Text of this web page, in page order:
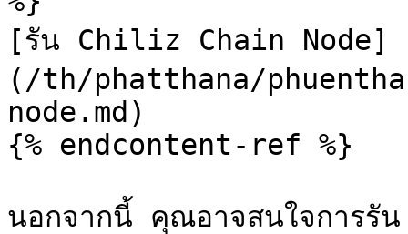
[รัน Chiliz Chain Node]
(/th/phatthana/
node.md)
{% endcontent-ref %}
นอกจากนี้ คุณอาจสนใจการ